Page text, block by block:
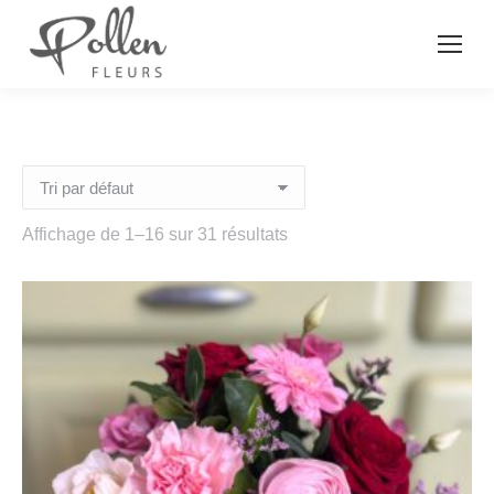
Affichage de 1–16 sur 31 résultats